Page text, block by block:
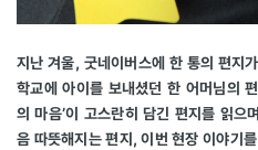
지난 겨울, 굿네이버스에 한 통의 편지
학교에 아이를 보내셨던 한 어머님의
의 마음’이 고스란히 담긴 편지를 읽
음 따뜻해지는 편지, 이번 현장 이야기